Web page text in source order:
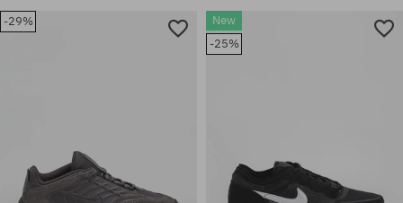
Elérhető méretek:
-29%
New
-25%